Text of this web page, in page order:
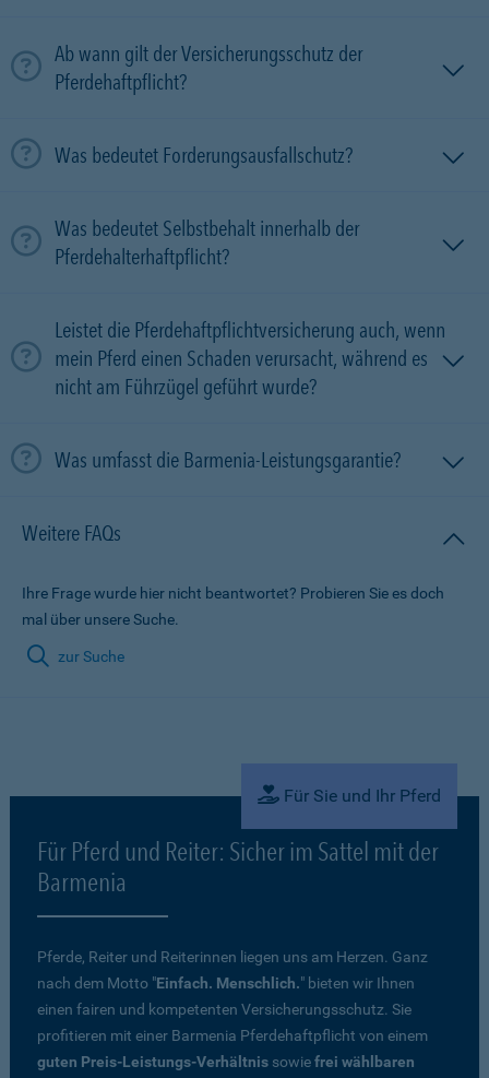
Ab wann gilt der Versicherungsschutz der
Pferdehaftpflicht?
Was bedeutet Forderungsausfallschutz?
Was bedeutet Selbstbehalt innerhalb der
Pferdehalterhaftpflicht?
Leistet die Pferdehaftpflichtversicherung auch, wenn
mein Pferd einen Schaden verursacht, während es
nicht am Führzügel geführt wurde?
Was umfasst die Barmenia-Leistungsgarantie?
Weitere FAQs
Ihre Frage wurde hier nicht beantwortet? Probieren Sie es doch
mal über unsere Suche.
zur Suche
Für Sie und Ihr Pferd
Für Pferd und Reiter: Sicher im Sattel mit der
Barmenia
Pferde, Reiter und Reiterinnen liegen uns am Herzen. Ganz
nach dem Motto "Einfach. Menschlich." bieten wir Ihnen
einen fairen und kompetenten Versicherungsschutz. Sie
profitieren mit einer Barmenia Pferdehaftpflicht von einem
guten Preis-Leistungs-Verhältnis sowiefrei wählbaren